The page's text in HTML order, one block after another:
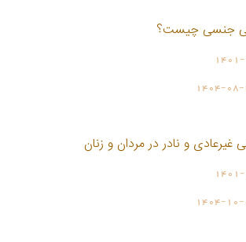
جنسی چیست؟
1404-
و نادر در مردان و زنان
1404-